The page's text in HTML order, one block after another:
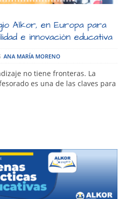
Alkor, en Europa para
e innovación educativa
ANA MARÍA MORENO
no tiene fronteras. La
es una de las claves para